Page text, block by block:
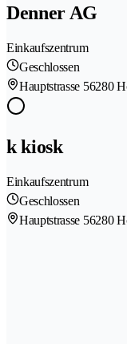
Denner AG
Einkaufszentrum
Geschlossen
Hauptstrasse 56280
k kiosk
Einkaufszentrum
Geschlossen
Hauptstrasse 56280